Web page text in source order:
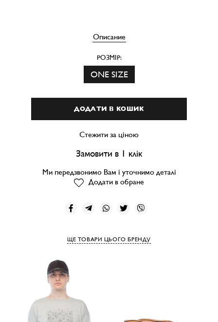
Описание
РОЗМІР:
ONE SIZE
ДОДАТИ В КОШИК
Стежити за ціною
Замовити в 1 клік
Ми передзвонимо Вам і уточнимо деталі
Додати в обране
ЩЕ ТОВАРИ ЦЬОГО БРЕНДУ